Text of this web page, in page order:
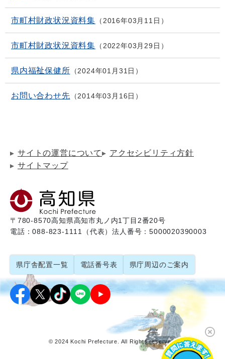
市町村財政状況資料集 2016年03月11日
市町村財政状況資料集 2022年03月29日
県内福祉保健所 2024年01月31日
お問い合わせ先 2014年03月16日
サイトの運営について
アクセシビリティ方針
サイトマップ
〒780-8570高知県高知市丸ノ内1丁目2番20号
電話：088-823-1111（代表）法人番号：5000020390003
県庁舎配置一覧 電話番号表 県庁周辺のご案内
© 2024 Kochi Prefecture. All Rights reserved.